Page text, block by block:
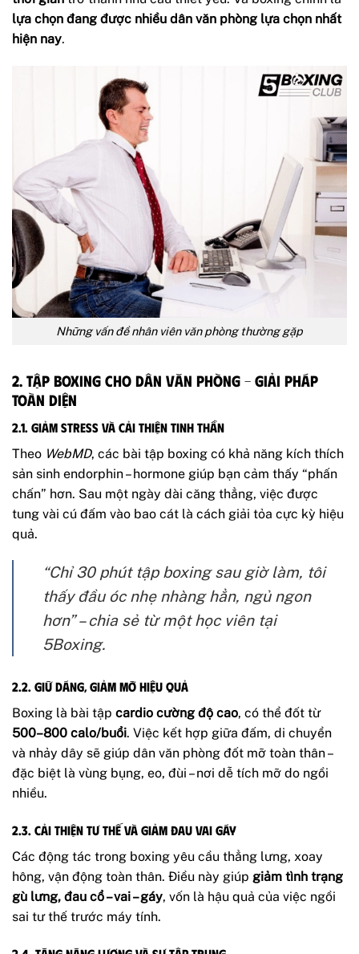
lựa chọn đang được nhiều dân văn phòng lựa chọn nhất
hiện nay.
Những vấn đề nhân viên văn phòng thường gặp
2. Tập boxing cho dân văn phòng – Giải pháp
toàn diện
2.1. Giảm stress và cải thiện tinh thần
Theo WebMD, các bài tập boxing có khả năng kích thích
sản sinh endorphin – hormone giúp bạn cảm thấy “phấn
chấn” hơn. Sau một ngày dài căng thẳng, việc được
tung vài cú đấm vào bao cát là cách giải tỏa cực kỳ hiệu
quả.
“Chỉ 30 phút tập boxing sau giờ làm, tôi
thấy đầu óc nhẹ nhàng hẳn, ngủ ngon
hơn” – chia sẻ từ một học viên tại
5Boxing.
2.2. Giữ dáng, giảm mỡ hiệu quả
Boxing là bài tập cardio cường độ cao, có thể đốt từ
500–800 calo/buổi. Việc kết hợp giữa đấm, di chuyển
và nhảy dây sẽ giúp dân văn phòng đốt mỡ toàn thân –
đặc biệt là vùng bụng, eo, đùi – nơi dễ tích mỡ do ngồi
nhiều.
2.3. Cải thiện tư thế và giảm đau vai gáy
Các động tác trong boxing yêu cầu thẳng lưng, xoay
hông, vận động toàn thân. Điều này giúp giảm tình trạng
gù lưng, đau cổ – vai – gáy, vốn là hậu quả của việc ngồi
sai tư thế trước máy tính.